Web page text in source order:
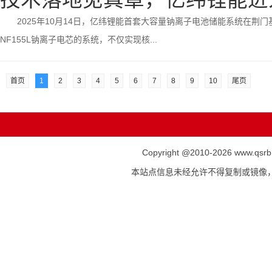
2025年10月14日，亿纬锂能首套大容量钠离子电池储能系统在荆
NF155L钠离子电芯的系统，不仅实现核...
首页 1 2 3 4 5 6 7 8 9 10 尾页
Copyright @2010-2026
本站点信息未经允许不得复制或镜